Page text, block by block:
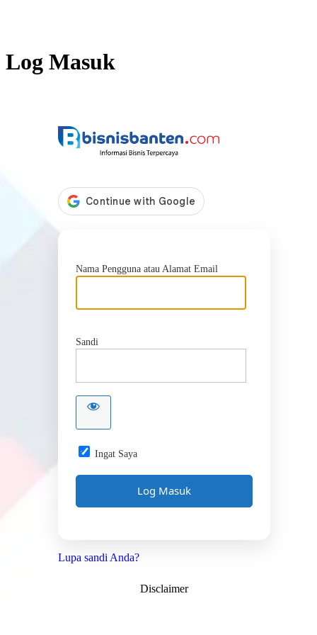
Log Masuk
Nama Pengguna atau Alamat Email
Sandi
Ingat Saya
Lupa sandi Anda?
Disclaimer